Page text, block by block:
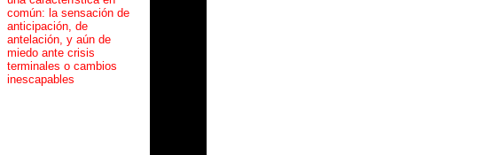
común: la sensación de
anticipación, de
antelación, y aún de
miedo ante crisis
terminales o cambios
inescapables